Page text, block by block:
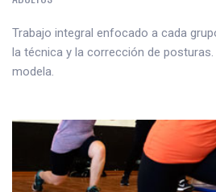
Trabajo integral enfocado a cada
la técnica y la corrección de
modela.